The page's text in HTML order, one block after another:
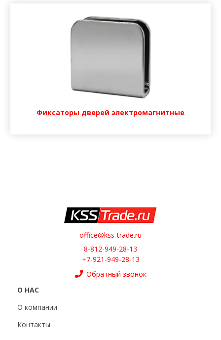
Фиксаторы дверей электромагнитные
office@kss-trade.ru
8-812-949-28-13
+7-921-949-28-13
Обратный звонок
О НАС
О компании
Контакты